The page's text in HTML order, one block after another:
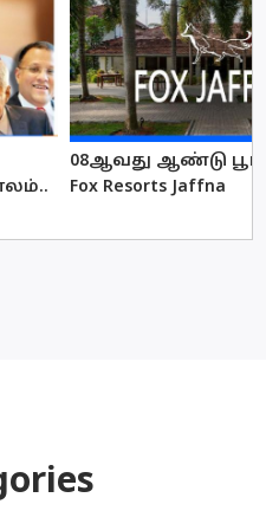
08ஆவது ஆண்டு
Fox Resorts Jaffna